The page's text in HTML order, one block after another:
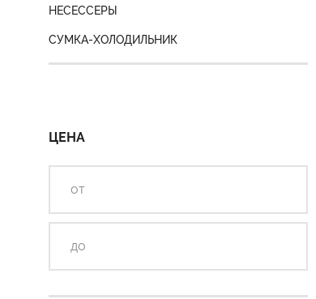
НЕСЕССЕРЫ
СУМКА-ХОЛОДИЛЬНИК
ЦЕНА